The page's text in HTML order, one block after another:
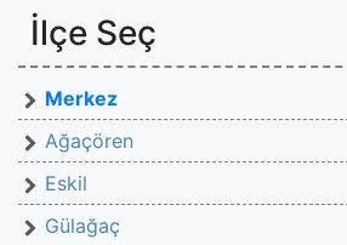
İlçe Seç
Merkez
Ağaçören
Eskil
Gülağaç